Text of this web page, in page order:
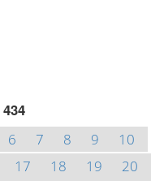
434
6 7 8 9
10
17 18 19
20